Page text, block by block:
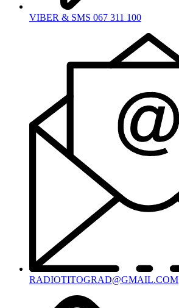
VIBER & SMS 067 311 100
RADIOTITOGRAD@GMAIL.COM